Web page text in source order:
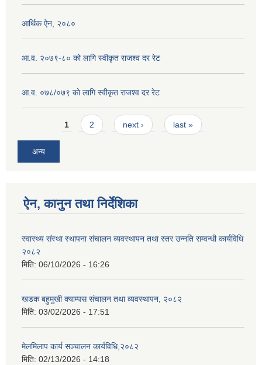
आर्थिक ऐन, २०८०
आ.व. २०७९-८० को लागि स्वीकृत राजश्व दर रेट
आ.व. ०७८/०७९ काे लागि स्वीकृत राजश्व दर रेट
Pages1 2 next › last »
अन्य
ऐन, कानुन तथा निर्देशिका
स्वास्थ्य संस्था स्थापना संचालन व्यवस्थापन तथा स्तर उन्नति सम्वन्धी कार्यविधि
२०८२
मिति: 06/10/2026 - 16:26
खडक बहुमुखी क्याम्पस संचालन तथा व्यवस्थापन, २०८२
मिति: 03/02/2026 - 17:51
मेलमिलाप कार्य सञ्चालन कार्यविधि,२०८२
मिति: 02/13/2026 - 14:18